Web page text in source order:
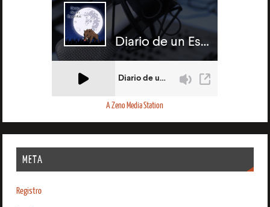
A Zeno Media Station
META
Registro